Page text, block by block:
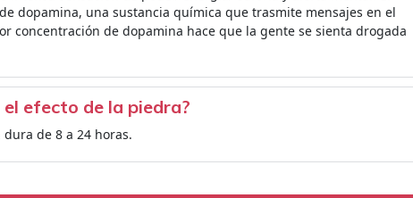
dopamina, una sustancia química que trasmite mensajes en el
concentración de dopamina hace que la gente se sienta drogada
efecto de la piedra?
de 8 a 24 horas.